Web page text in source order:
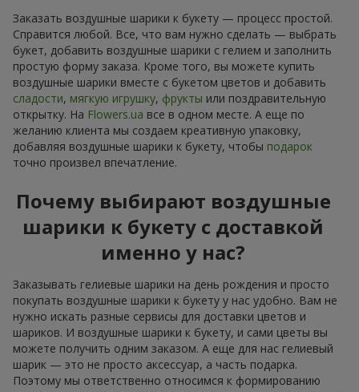
Заказать воздушные шарики к букету — процесс простой.
Справится любой. Все, что вам нужно сделать — выбрать
букет, добавить воздушные шарики с гелием и заполнить
простую форму заказа. Кроме того, вы можете купить
воздушные шарики вместе с букетом цветов и добавить
сладости, мягкую игрушку, фрукты или поздравительную
открытку. На Flowers.ua все в одном месте. А еще по
желанию клиента мы создаем креативную упаковку,
добавляя воздушные шарики к букету, чтобы подарок
точно произвел впечатление.
Почему выбирают воздушные
шарики к букету с доставкой
именно у нас?
Заказывать гелиевые шарики на день рождения и просто
покупать воздушные шарики к букету у нас удобно. Вам не
нужно искать разные сервисы для доставки цветов и
шариков. И воздушные шарики к букету, и сами цветы вы
можете получить одним заказом. А еще для нас гелиевый
шарик — это не просто аксессуар, а часть подарка.
Поэтому мы ответственно относимся к формированию